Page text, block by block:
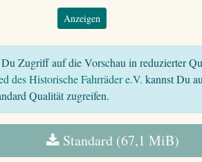
Anzeigen
Zugriff auf die Vorschau in reduzierter
des Historische Fahrräder e.V. kannst Du
Qualität zugreifen.
Standard (67,1 MiB)